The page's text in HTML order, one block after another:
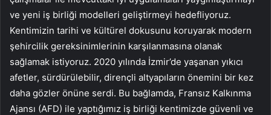
ve yeni iş birliği modelleri geliştirmeyi hedefliyoruz.
Kentimizin tarihi ve kültürel dokusunu koruyarak modern
şehircilik gereksinimlerinin karşılanmasına olanak
sağlamak istiyoruz. 2020 yılında İzmir’de yaşanan yıkıcı
afetler, sürdürülebilir, dirençli altyapıların önemini bir kez
daha gözler önüne serdi. Bu bağlamda, Fransız Kalkınma
Ajansı (AFD) ile yaptığımız iş birliği kentimizde güvenli ve